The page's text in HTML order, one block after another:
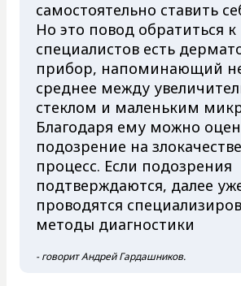
самостоятельно ставить
Но это повод обратиться к
специалистов есть
прибор, напоминающий
среднее между
стеклом и маленьким
Благодаря ему можно
подозрение на
процесс. Если подозрения
подтверждаются, далее
проводятся
методы диагностики
- говорит Андрей Гардашников.